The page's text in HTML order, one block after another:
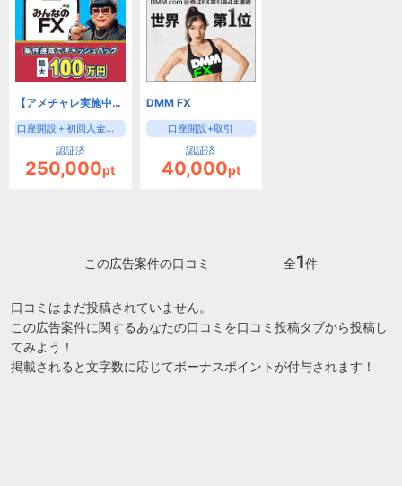
【アメチャレ実施中！】みんなのFX（初回30万円入金＋新規90Lot以上の取引）/トレイダーズ証券
口座開設＋初回入金口座開設＋初回入金30万円＋取引
認証済
250,000pt
DMM FX
口座開設+取引
認証済
40,000pt
この広告案件の口コミ 全1件
口コミはまだ投稿されていません。
この広告案件に関するあなたの口コミを口コミ投稿タブから投稿し
てみよう！
掲載されると文字数に応じてボーナスポイントが付与されます！